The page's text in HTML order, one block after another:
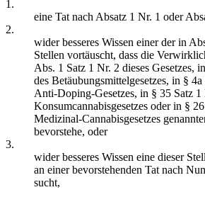
1.
eine Tat nach Absatz 1 Nr. 1 oder
2.
wider besseres Wissen einer der in
Stellen vortäuscht, dass die
Abs. 1 Satz 1 Nr. 2 dieses Gesetzes,
des Betäubungsmittelgesetzes, in §
Anti-Doping-Gesetzes, in § 35 Satz 1
Konsumcannabisgesetzes oder in §
Medizinal-Cannabisgesetzes
bevorstehe, oder
3.
wider besseres Wissen eine dieser
an einer bevorstehenden Tat nach
sucht,